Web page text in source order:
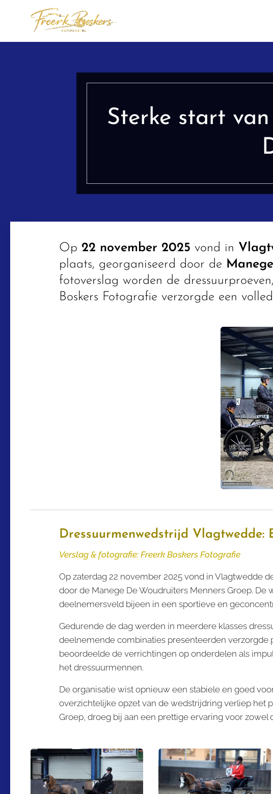
Sterke start
Op 22 november 2025 vond in
plaats, georganiseerd door de
fotoverslag worden de
Boskers Fotografie verzorgde een
Dressuurmenwedstrijd
Verslag & fotografie: Freerk Boskers Fotografie
Op zaterdag 22 november 2025 vond in Vlagtwedde
door de Manege De Woudruiters Menners Groep.
deelnemersveld bijeen in een sportieve en
Gedurende de dag werden in meerdere klasses
deelnemende combinaties presenteerden verzorgde
beoordeelde de verrichtingen op onderdelen als
het dressuurmennen.
De organisatie wist opnieuw een stabiele en goed
overzichtelijke opzet van de wedstrijdring verliep het
Groep, droeg bij aan een prettige ervaring voor zowel